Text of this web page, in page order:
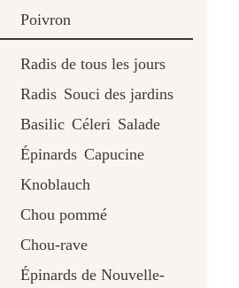
Poivron
Radis de tous les jours
Radis Souci des jardins
Basilic Céleri Salade
Épinards Capucine
Knoblauch
Chou pommé
Chou-rave
Épinards de Nouvelle-